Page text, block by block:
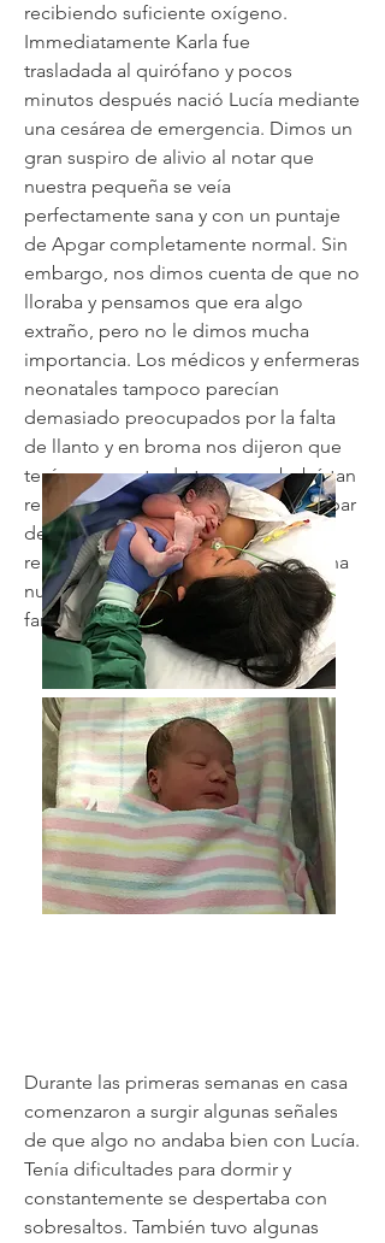
recibiendo suficiente oxígeno.
Immediatamente Karla fue
trasladada al quirófano y pocos
minutos después nació Lucía mediante
una cesárea de emergencia. Dimos un
gran suspiro de alivio al notar que
nuestra pequeña se veía
perfectamente sana y con un puntaje
de Apgar completamente normal. Sin
embargo, nos dimos cuenta de que no
lloraba y pensamos que era algo
extraño, pero no le dimos mucha
importancia. Los médicos y enfermeras
neonatales tampoco parecían
demasiado preocupados por la falta
de llanto y en broma nos dijeron que
teníamos suerte de tener una bebé tan
relajada y tranquila. Después de un par
de días nos dieron de alta y
regresamos a casa para comenzar una
nueva vida con nuestra pequeña
familia.
Durante las primeras semanas en casa
comenzaron a surgir algunas señales
de que algo no andaba bien con Lucía.
Tenía dificultades para dormir y
constantemente se despertaba con
sobresaltos. También tuvo algunas